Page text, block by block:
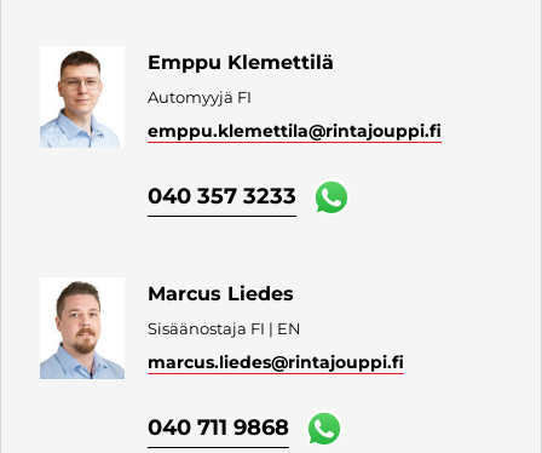
Emppu Klemettilä
Automyyjä FI
emppu.klemettila@rintajouppi.fi
040 357 3233
Marcus Liedes
Sisäänostaja FI | EN
marcus.liedes@rintajouppi.fi
040 711 9868